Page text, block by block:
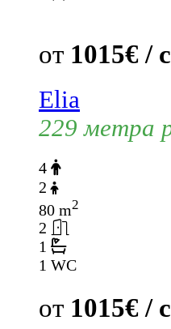
от 1015€ /
Elia
229 метра
4
2
80 m2
2
1
1 WC
от 1015€ /